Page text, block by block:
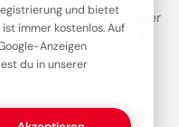
und bietet
immer kostenlos. Auf
Anzeigen
du in unserer
Grüße und Bilder
und verschenke ein
Datenschutzerklärung